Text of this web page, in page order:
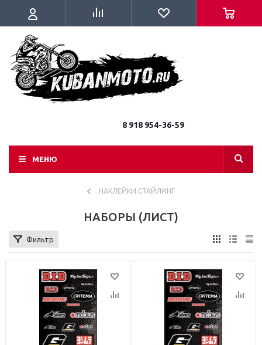
8 918 954-36-59
МЕНЮ
НАКЛЕЙКИ СТАЙЛИНГ
НАБОРЫ (ЛИСТ)
Фильтр